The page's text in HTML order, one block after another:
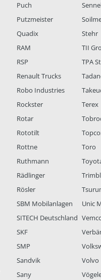
Puch
Putzmeister
Quadix
RAM
RSP
Renault Trucks
Robo Industries
Rockster
Rotar
Rototilt
Rottne
Ruthmann
Rädlinger
Rösler
SBM Mobilanlagen
SITECH Deutschland
SKF
SMP
Sandvik
Sany
Stehr
TII
TPA
Terex
Toro
Unic
Volvo